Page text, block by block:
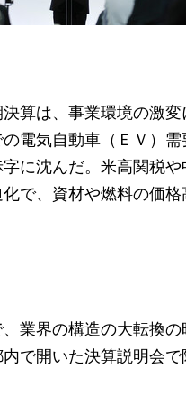
算は、事業環境の激
電気自動車（ＥＶ）
に沈んだ。米高関税
で、資材や燃料の価
、業界の構造の大転換
で開いた決算説明会で